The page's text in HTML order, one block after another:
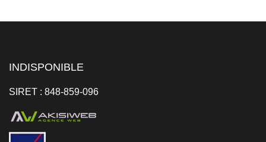
INDISPONIBLE
SIRET : 848-859-096